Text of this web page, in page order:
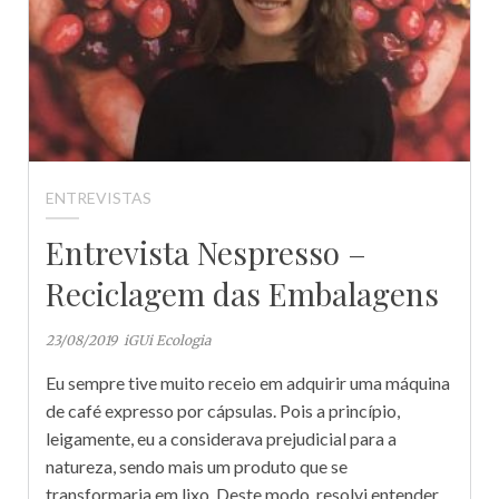
ENTREVISTAS
Entrevista Nespresso –
Reciclagem das Embalagens
23/08/2019 iGUi Ecologia
Eu sempre tive muito receio em adquirir uma máquina
de café expresso por cápsulas. Pois a princípio,
leigamente, eu a considerava prejudicial para a
natureza, sendo mais um produto que se
transformaria em lixo. Deste modo, resolvi entender